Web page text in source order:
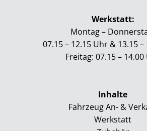
Werkstatt:
Montag –
07.15 – 12.15 Uhr & 13.15
Freitag: 07.15 –
Inhalte
Fahrzeug An- &
Werkstatt